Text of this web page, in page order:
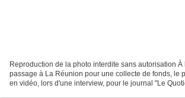
Reproduction de la photo interdite sans autorisation À
passage à La Réunion pour une collecte de fonds, le
en vidéo, lors d'une interview, pour le journal "Le